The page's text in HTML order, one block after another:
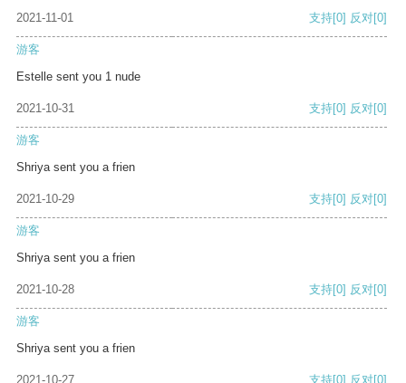
2021-11-01 支持[0] 反对[0]
游客
Estelle sent you 1 nude
2021-10-31 支持[0] 反对[0]
游客
Shriya sent you a frien
2021-10-29 支持[0] 反对[0]
游客
Shriya sent you a frien
2021-10-28 支持[0] 反对[0]
游客
Shriya sent you a frien
2021-10-27 支持[0] 反对[0]